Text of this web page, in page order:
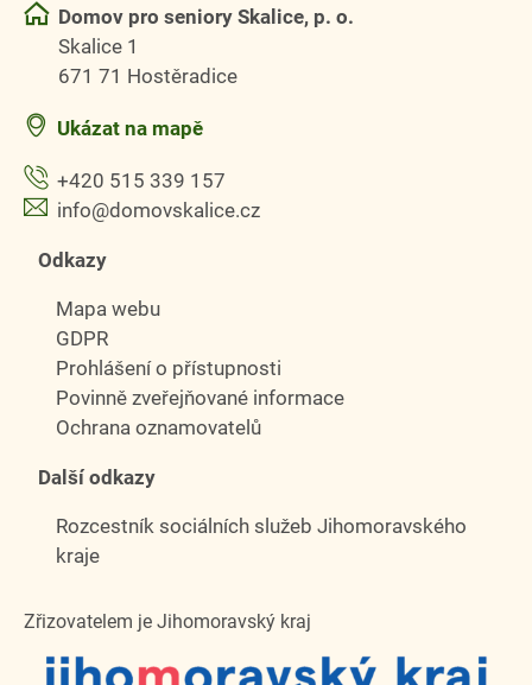
Domov pro seniory Skalice, p. o.
Skalice 1
671 71 Hostěradice
Ukázat na mapě
+420 515 339 157
info@domovskalice.cz
Odkazy
Mapa webu
GDPR
Prohlášení o přístupnosti
Povinně zveřejňované informace
Ochrana oznamovatelů
Další odkazy
Rozcestník sociálních služeb Jihomoravského
kraje
Zřizovatelem je Jihomoravský kraj